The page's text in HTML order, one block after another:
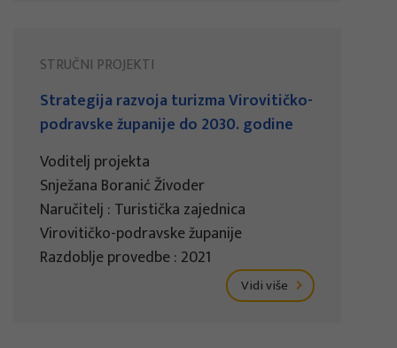
STRUČNI PROJEKTI
Strategija razvoja turizma Virovitičko-
podravske županije do 2030. godine
Voditelj projekta
Snježana Boranić Živoder
Naručitelj : Turistička zajednica
Virovitičko-podravske županije
Razdoblje provedbe : 2021
Vidi više